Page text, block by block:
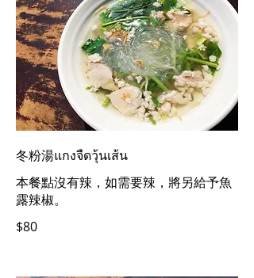
冬粉湯แกงจืดวุ้นเส้น
本餐點沒有辣，如需要辣，將另給予魚
露辣椒。
$80